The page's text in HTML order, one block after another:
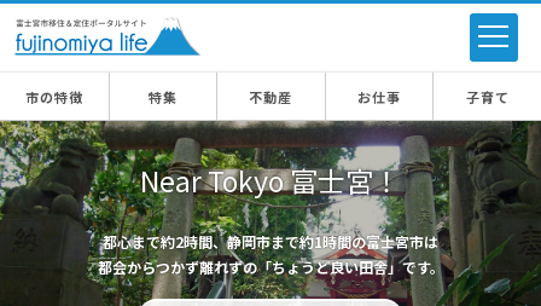
市の特徴 特集 不動産 お仕事 子育て
Near Tokyo 富士宮！
都心まで約2時間、静岡市まで約1時間の富士宮市は
都会からつかず離れずの「ちょうど良い田舎」です。